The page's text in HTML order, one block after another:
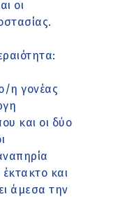
οι
η γονέας
και οι δύο
έκτακτο και
άμεσα την